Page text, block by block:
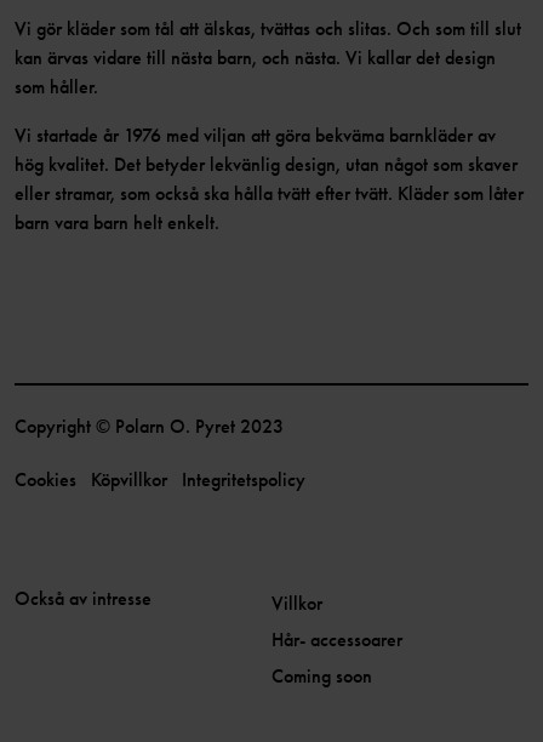
Vi gör kläder som tål att älskas, tvättas och slitas. Och som till slut
kan ärvas vidare till nästa barn, och nästa. Vi kallar det design
som håller.
Vi startade år 1976 med viljan att göra bekväma barnkläder av
hög kvalitet. Det betyder lekvänlig design, utan något som skaver
eller stramar, som också ska hålla tvätt efter tvätt. Kläder som låter
barn vara barn helt enkelt.
Copyright © Polarn O. Pyret 2023
Cookies Köpvillkor Integritetspolicy
Också av intresse
Villkor
Hår- accessoarer
Coming soon